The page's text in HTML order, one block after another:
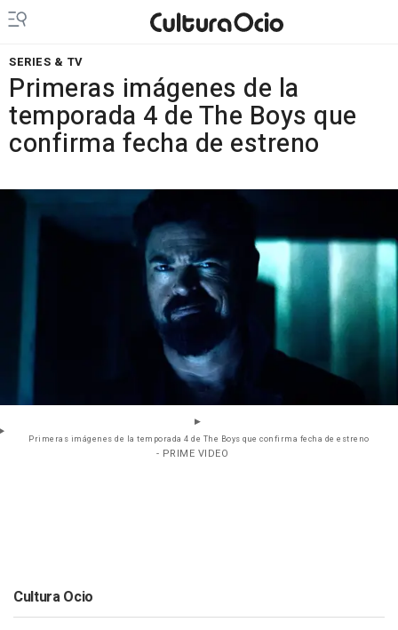
SERIES & TV
Primeras imágenes de la
temporada 4 de The Boys que
confirma fecha de estreno
Primeras imágenes de la temporada 4 de The Boys que confirma fecha de estreno
- PRIME VIDEO
Cultura Ocio